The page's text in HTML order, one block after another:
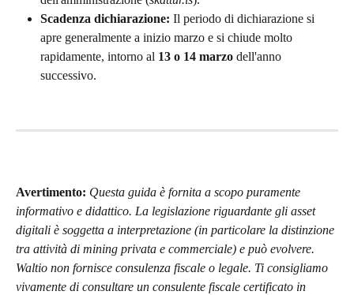
Scadenza dichiarazione: Il periodo di dichiarazione si
apre generalmente a inizio marzo e si chiude molto
rapidamente, intorno al 13 o 14 marzo dell'anno
successivo.
Avertimento: Questa guida è fornita a scopo puramente
informativo e didattico. La legislazione riguardante gli asset
digitali è soggetta a interpretazione (in particolare la distinzione
tra attività di mining privata e commerciale) e può evolvere.
Waltio non fornisce consulenza fiscale o legale. Ti consigliamo
vivamente di consultare un consulente fiscale certificato in